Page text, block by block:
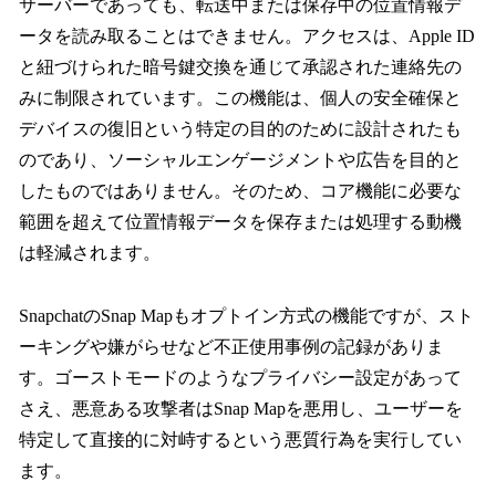
サーバーであっても、転送中または保存中の位置情報デ
ータを読み取ることはできません。アクセスは、Apple ID
と紐づけられた暗号鍵交換を通じて承認された連絡先の
みに制限されています。この機能は、個人の安全確保と
デバイスの復旧という特定の目的のために設計されたも
のであり、ソーシャルエンゲージメントや広告を目的と
したものではありません。そのため、コア機能に必要な
範囲を超えて位置情報データを保存または処理する動機
は軽減されます。
SnapchatのSnap Mapもオプトイン方式の機能ですが、スト
ーキングや嫌がらせなど不正使用事例の記録がありま
す。ゴーストモードのようなプライバシー設定があって
さえ、悪意ある攻撃者はSnap Mapを悪用し、ユーザーを
特定して直接的に対峙するという悪質行為を実行してい
ます。